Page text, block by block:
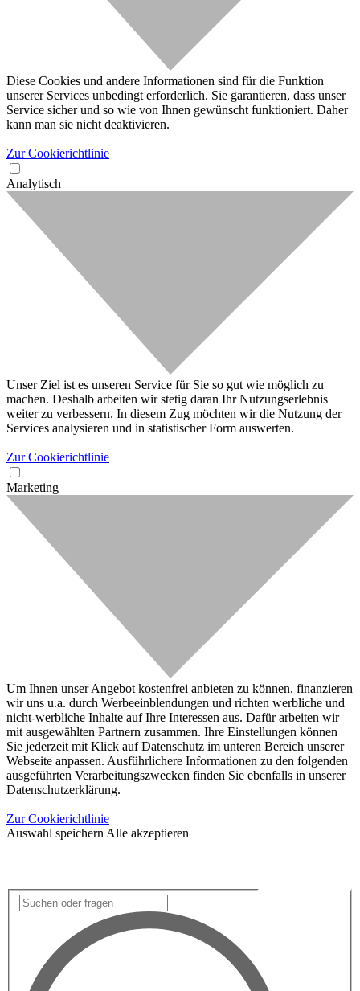
Diese Cookies und andere Informationen sind für die Funktion
unserer Services unbedingt erforderlich. Sie garantieren, dass unser
Service sicher und so wie von Ihnen gewünscht funktioniert. Daher
kann man sie nicht deaktivieren.
Zur Cookierichtlinie
Analytisch
Unser Ziel ist es unseren Service für Sie so gut wie möglich zu
machen. Deshalb arbeiten wir stetig daran Ihr Nutzungserlebnis
weiter zu verbessern. In diesem Zug möchten wir die Nutzung der
Services analysieren und in statistischer Form auswerten.
Zur Cookierichtlinie
Marketing
Um Ihnen unser Angebot kostenfrei anbieten zu können, finanzieren
wir uns u.a. durch Werbeeinblendungen und richten werbliche und
nicht-werbliche Inhalte auf Ihre Interessen aus. Dafür arbeiten wir
mit ausgewählten Partnern zusammen. Ihre Einstellungen können
Sie jederzeit mit Klick auf Datenschutz im unteren Bereich unserer
Webseite anpassen. Ausführlichere Informationen zu den folgenden
ausgeführten Verarbeitungszwecken finden Sie ebenfalls in unserer
Datenschutzerklärung.
Zur Cookierichtlinie
Auswahl speichern Alle akzeptieren